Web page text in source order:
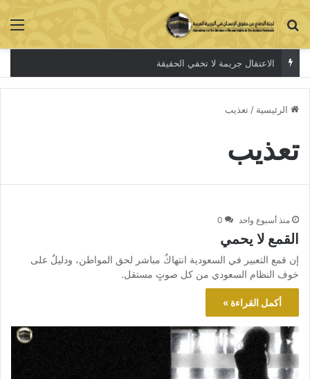
بحث عن
الاعتقال جريمة لا تخفي الحقيقة
الرئيسية / تعذيب
تعذيب
منذ أسبوع واحد 0
القمع لا يحمي
إن قمع التعبير في السعودية انتهاكٌ مباشر لحق المواطن، ودليلٌ على
خوف النظام السعودي من كل صوتٍ مستقل.
أكمل القراءة »